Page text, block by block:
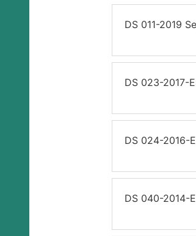
DS 011-2019
DS 023-2017-
DS 024-2016-
DS 040-2014-